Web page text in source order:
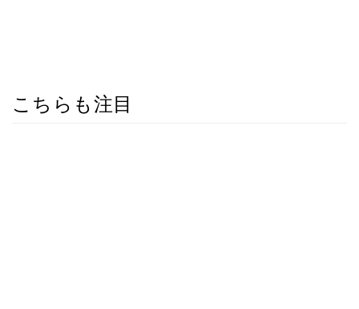
こちらも注目